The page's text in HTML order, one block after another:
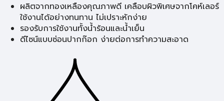
ผลิตจากทองเหลืองคุณภาพดี เคลือบผิวพิเศษจากโคห์เลอร์
ใช้งานได้อย่างทนทาน ไม่เปราะหักง่าย
รองรับการใช้งานทั้งน้ำร้อนและน้ำเย็น
ดีไซน์แบบซ่อนปากก๊อก ง่ายต่อการทำความสะอาด